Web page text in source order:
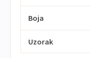
Boja
Uzorak